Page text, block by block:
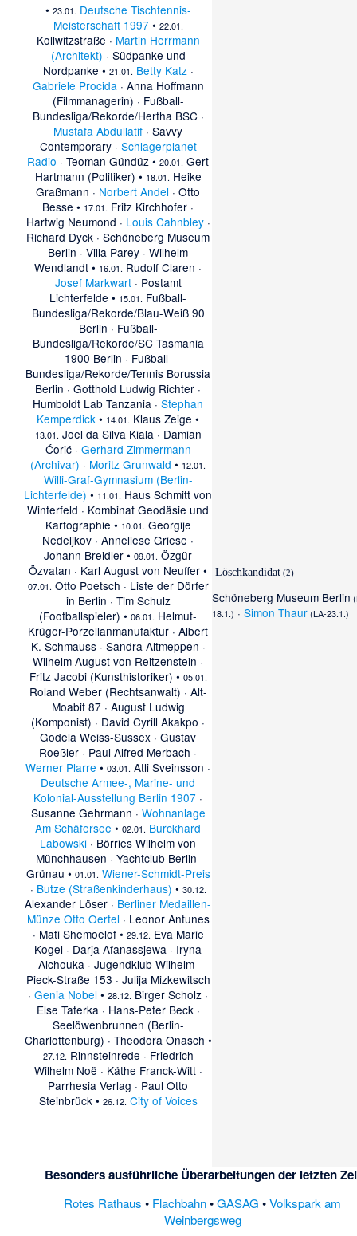
• 23.01. Deutsche Tischtennis-
Meisterschaft 1997• 22.01.
Kollwitzstraße · Martin Herrmann
(Architekt) · Südpanke und
Nordpanke • 21.01. Betty Katz ·
Gabriele Procida · Anna Hoffmann
(Filmmanagerin) · Fußball-
Bundesliga/Rekorde/Hertha BSC·
Mustafa Abdullatif ·Savvy
Contemporary· Schlagerplanet
Radio ·Teoman Gündüz •20.01. Gert
Hartmann (Politiker) • 18.01. Heike
Graßmann · Norbert Andel ·Otto
Besse • 17.01. Fritz Kirchhofer ·
Hartwig Neumond · Louis Cahnbley·
Richard Dyck ·Schöneberg Museum
Berlin ·Villa Parey ·Wilhelm
Wendlandt • 16.01. Rudolf Claren ·
Josef Markwart· Postamt
Lichterfelde • 15.01. Fußball-
Bundesliga/Rekorde/Blau-Weiß 90
Berlin · Fußball-
Bundesliga/Rekorde/SC Tasmania
1900 Berlin · Fußball-
Bundesliga/Rekorde/Tennis Borussia
Berlin ·Gotthold Ludwig Richter ·
Humboldt Lab Tanzania ·Stephan
Kemperdick • 14.01. Klaus Zeige •
13.01. Joel da Silva Kiala · Damian
Ćorić· Gerhard Zimmermann
(Archivar) · Moritz Grunwald • 12.01.
Willi-Graf-Gymnasium (Berlin-
Lichterfelde) • 11.01. Haus Schmitt von
Winterfeld · Kombinat Geodäsie und
Kartographie • 10.01. Georgije
Nedeljkov ·Anneliese Griese ·
Johann Breidler •09.01. Özgür
Özvatan · Karl August von Neuffer •
07.01. Otto Poetsch · Liste der Dörfer
in Berlin · Tim Schulz
(Footballspieler) •06.01. Helmut-
Krüger-Porzellanmanufaktur ·Albert
K. Schmauss· Sandra Altmeppen ·
Wilhelm August von Reitzenstein ·
Fritz Jacobi (Kunsthistoriker) • 05.01.
Roland Weber (Rechtsanwalt) · Alt-
Moabit 87· August Ludwig
(Komponist) · David Cyrill Akakpo ·
Godela Weiss-Sussex ·Gustav
Roeßler · Paul Alfred Merbach ·
Werner Plarre •03.01. Atli Sveinsson ·
Deutsche Armee-, Marine- und
Kolonial-Ausstellung Berlin 1907 ·
Susanne Gehrmann · Wohnanlage
Am Schäfersee •02.01. Burckhard
Labowski · Börries Wilhelm von
Münchhausen · Yachtclub Berlin-
Grünau • 01.01. Wiener-Schmidt-Preis
· Butze (Straßenkinderhaus) • 30.12.
Alexander Löser · Berliner Medaillen-
Münze Otto Oertel · Leonor Antunes
· Mati Shemoelof• 29.12. Eva Marie
Kogel · Darja Afanassjewa · Iryna
Alchouka · Jugendklub Wilhelm-
Pieck-Straße 153 · Julija Mizkewitsch
·Genia Nobel •28.12. Birger Scholz ·
Else Taterka · Hans-Peter Beck·
Seelöwenbrunnen (Berlin-
Charlottenburg) · Theodora Onasch •
27.12. Rinnsteinrede · Friedrich
Wilhelm Noë · Käthe Franck-Witt·
Parrhesia Verlag · Paul Otto
Steinbrück• 26.12. City of Voices
Löschkandidat (2)
Schöneberg Museum Berlin (
18.1.) ·Simon Thaur(LA-23.1.)
Besonders ausführliche Überarbeitungen der letzten
Rotes Rathaus • Flachbahn•GASAG •Volkspark am
Weinbergsweg